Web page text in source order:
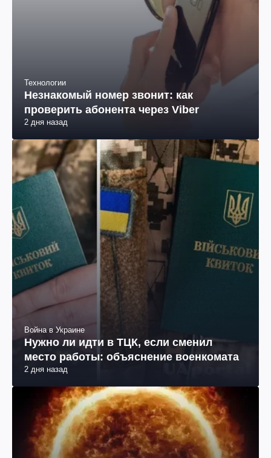
Технологии
Незнакомый номер звонит: как
проверить абонента через Viber
2 дня назад
Война в Украине
Нужно ли идти в ТЦК, если сменил
место работы: объяснение военкомата
2 дня назад